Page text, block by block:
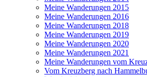
Meine Wanderungen 2015
Meine Wanderungen 2016
Meine Wanderungen 2018
Meine Wanderungen 2019
Meine Wanderungen 2020
Meine Wanderungen 2021
Meine Wanderungen vom
Vom Kreuzberg nach